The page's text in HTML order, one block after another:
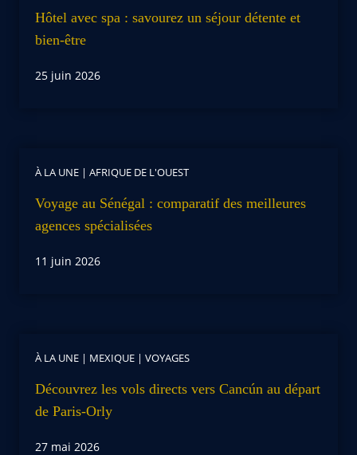
Hôtel avec spa : savourez un séjour détente et
bien-être
25 juin 2026
À LA UNE | AFRIQUE DE L'OUEST
Voyage au Sénégal : comparatif des meilleures
agences spécialisées
11 juin 2026
À LA UNE | MEXIQUE | VOYAGES
Découvrez les vols directs vers Cancún au départ
de Paris-Orly
27 mai 2026